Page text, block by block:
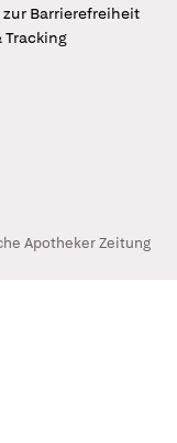
zur Barrierefreiheit
Tracking
Apotheker Zeitung